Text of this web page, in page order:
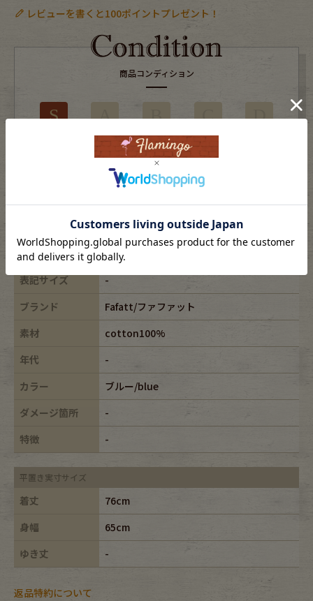
Belt antique goods
Keyring vintage bicycle
レビューを書くと100ポイントプレゼント！
商品コンディション
S A B C D
未使用品または新品
※USEDですので使用感などございますが、まだまだご愛用していただけます。
古着という事をご理解の上ご注文よろしくお願いします。
※古着は洗濯、検品などのケアを行っております。
表記サイズ
-
ブランド
Fafatt/ファファット
素材
cotton100%
年代
-
カラー
ブルー/blue
ダメージ箇所
-
特徴
-
平置き実寸サイズ
着丈
76cm
身幅
65cm
ゆき丈
-
返品特約について